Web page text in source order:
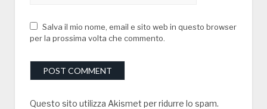
Salva il mio nome, email e sito web in questo browser
per la prossima volta che commento.
Questo sito utilizza Akismet per ridurre lo spam.